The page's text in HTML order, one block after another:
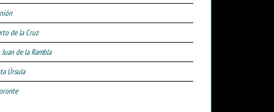
de la Cruz
Juan de la Rambla
Úrsula